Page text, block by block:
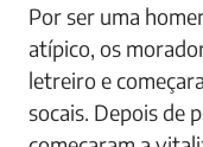
Por ser uma
atípico, os
letreiro e
socais. Depois de